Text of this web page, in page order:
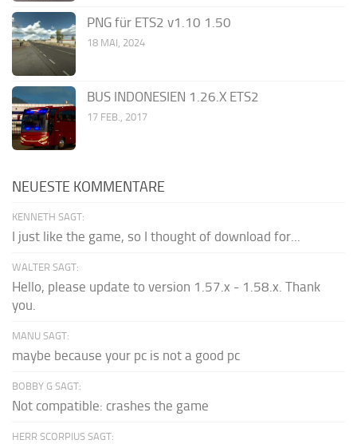
PNG für ETS2 v1.10 1.50
18 MAI, 2024
BUS INDONESIEN 1.26.X ETS2
17 FEB., 2017
NEUESTE KOMMENTARE
KENNETH SAGT:
I just like the game, so I thought of download for...
WALTER SAGT:
Hello, please update to version 1.57.x - 1.58.x. Thank
you.
MANU SAGT:
maybe because your pc is not a good pc
BOBBY G SAGT:
Not compatible: crashes the game
HERR SCORPIUS SAGT: